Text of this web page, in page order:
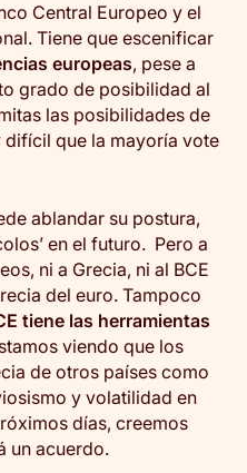
Central Europeo y el
Tiene que escenificar
europeas, pese a
grado de posibilidad al
las posibilidades de
que la mayoría vote
ablandar su postura,
en el futuro. Pero a
ni a Grecia, ni al BCE
del euro. Tampoco
tiene las herramientas
viendo que los
de otros países como
y volatilidad en
días, creemos
un acuerdo.